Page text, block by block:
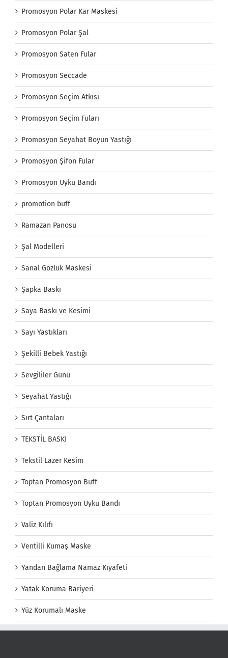
Promosyon Polar Kar Maskesi
Promosyon Polar Şal
Promosyon Saten Fular
Promosyon Seccade
Promosyon Seçim Atkısı
Promosyon Seçim Fuları
Promosyon Seyahat Boyun Yastığı
Promosyon Şifon Fular
Promosyon Uyku Bandı
promotion buff
Ramazan Panosu
Şal Modelleri
Sanal Gözlük Maskesi
Şapka Baskı
Saya Baskı ve Kesimi
Sayı Yastıkları
Şekilli Bebek Yastığı
Sevgililer Günü
Seyahat Yastığı
Sırt Çantaları
TEKSTİL BASKI
Tekstil Lazer Kesim
Toptan Promosyon Buff
Toptan Promosyon Uyku Bandı
Valiz Kılıfı
Ventilli Kumaş Maske
Yandan Bağlama Namaz Kıyafeti
Yatak Koruma Bariyeri
Yüz Korumalı Maske